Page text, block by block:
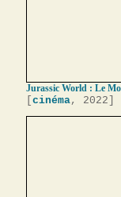
Jurassic World : Le
cinéma, 2022]